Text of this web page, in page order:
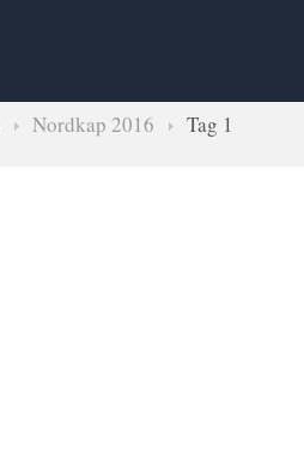
Nordkap 2016 Tag 1